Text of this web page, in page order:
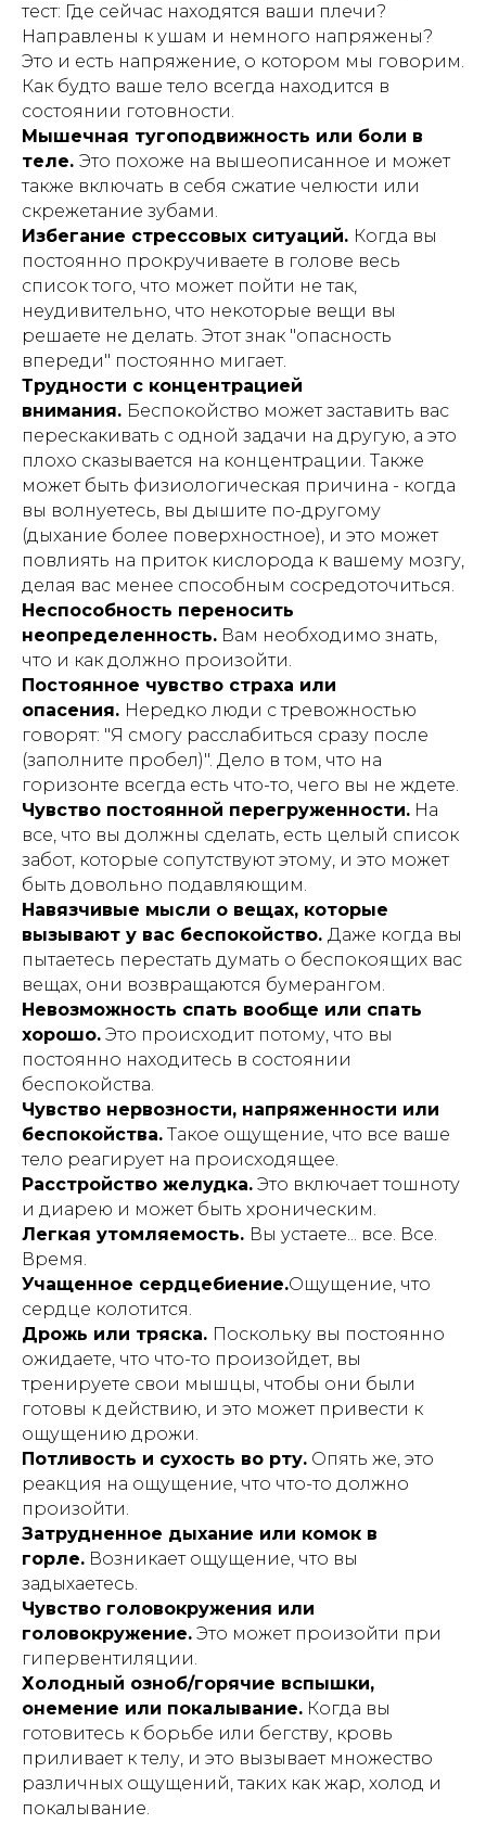
тест: Где сейчас находятся ваши плечи?
Направлены к ушам и немного напряжены?
Это и есть напряжение, о котором мы говорим.
Как будто ваше тело всегда находится в
состоянии готовности.
Мышечная тугоподвижность или боли в
теле. Это похоже на вышеописанное и может
также включать в себя сжатие челюсти или
скрежетание зубами.
Избегание стрессовых ситуаций. Когда вы
постоянно прокручиваете в голове весь
список того, что может пойти не так,
неудивительно, что некоторые вещи вы
решаете не делать. Этот знак "опасность
впереди" постоянно мигает.
Трудности с концентрацией
внимания. Беспокойство может заставить вас
перескакивать с одной задачи на другую, а это
плохо сказывается на концентрации. Также
может быть физиологическая причина - когда
вы волнуетесь, вы дышите по-другому
(дыхание более поверхностное), и это может
повлиять на приток кислорода к вашему мозгу,
делая вас менее способным сосредоточиться.
Неспособность переносить
неопределенность. Вам необходимо знать,
что и как должно произойти.
Постоянное чувство страха или
опасения. Нередко люди с тревожностью
говорят: "Я смогу расслабиться сразу после
(заполните пробел)". Дело в том, что на
горизонте всегда есть что-то, чего вы не ждете.
Чувство постоянной перегруженности. На
все, что вы должны сделать, есть целый список
забот, которые сопутствуют этому, и это может
быть довольно подавляющим.
Навязчивые мысли о вещах, которые
вызывают у вас беспокойство. Даже когда вы
пытаетесь перестать думать о беспокоящих вас
вещах, они возвращаются бумерангом.
Невозможность спать вообще или спать
хорошо. Это происходит потому, что вы
постоянно находитесь в состоянии
беспокойства.
Чувство нервозности, напряженности или
беспокойства. Такое ощущение, что все ваше
тело реагирует на происходящее.
Расстройство желудка. Это включает тошноту
и диарею и может быть хроническим.
Легкая утомляемость. Вы устаете... все. Все.
Время.
Учащенное сердцебиение.Ощущение, что
сердце колотится.
Дрожь или тряска. Поскольку вы постоянно
ожидаете, что что-то произойдет, вы
тренируете свои мышцы, чтобы они были
готовы к действию, и это может привести к
ощущению дрожи.
Потливость и сухость во рту. Опять же, это
реакция на ощущение, что что-то должно
произойти.
Затрудненное дыхание или комок в
горле. Возникает ощущение, что вы
задыхаетесь.
Чувство головокружения или
головокружение. Это может произойти при
гипервентиляции.
Холодный озноб/горячие вспышки,
онемение или покалывание. Когда вы
готовитесь к борьбе или бегству, кровь
приливает к телу, и это вызывает множество
различных ощущений, таких как жар, холод и
покалывание.